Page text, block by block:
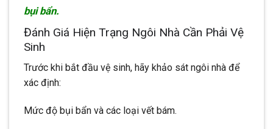
bụi bẩn.
Đánh Giá Hiện Trạng Ngôi Nhà Cần Phải Vệ
Sinh
Trước khi bắt đầu vệ sinh, hãy khảo sát ngôi nhà để
xác định:
Mức độ bụi bẩn và các loại vết bám.